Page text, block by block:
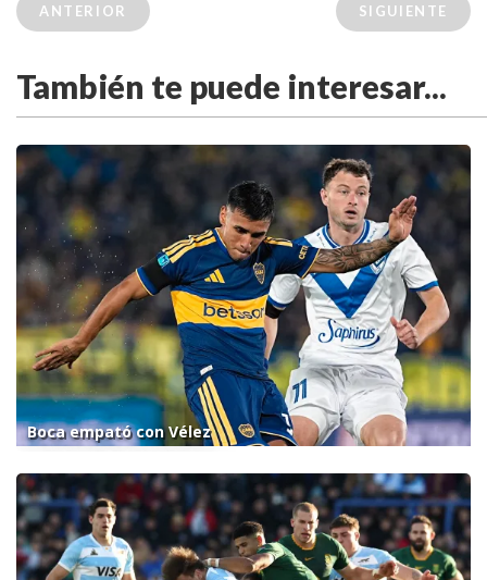
ANTERIOR SIGUIENTE
También te puede interesar...
Boca empató con Vélez